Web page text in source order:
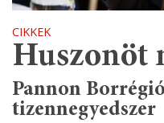
CIKKEK
Huszonöt
Pannon
tizennegyedszer